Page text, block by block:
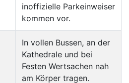
inoffizielle Parkeinweiser
kommen vor.
In vollen Bussen, an der
Kathedrale und bei
Festen Wertsachen nah
am Körper tragen.